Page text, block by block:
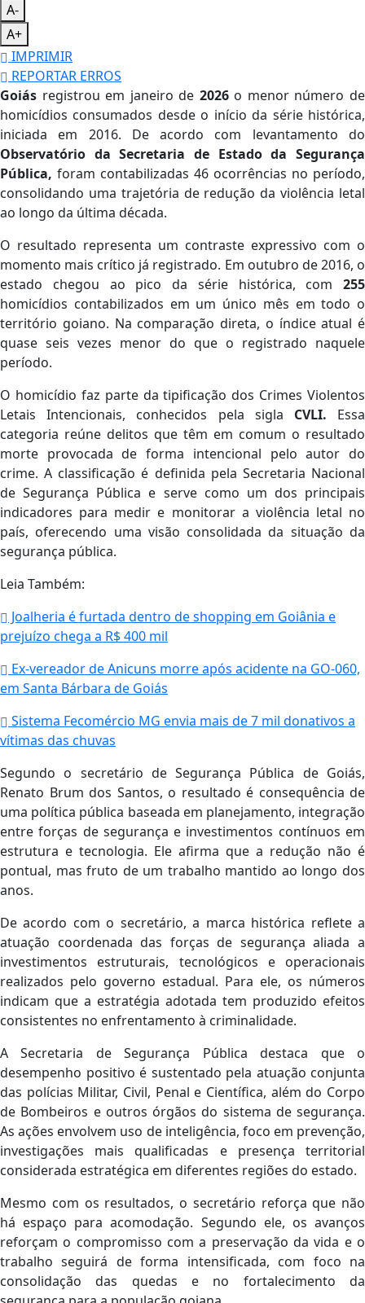
A-
A+
IMPRIMIR
REPORTAR ERROS
Goiás registrou em janeiro de 2026 o menor número de
homicídios consumados desde o início da série histórica,
iniciada em 2016. De acordo com levantamento do
Observatório da Secretaria de Estado da Segurança
Pública, foram contabilizadas 46 ocorrências no período,
consolidando uma trajetória de redução da violência letal
ao longo da última década.
O resultado representa um contraste expressivo com o
momento mais crítico já registrado. Em outubro de 2016, o
estado chegou ao pico da série histórica, com 255
homicídios contabilizados em um único mês em todo o
território goiano. Na comparação direta, o índice atual é
quase seis vezes menor do que o registrado naquele
período.
O homicídio faz parte da tipificação dos Crimes Violentos
Letais Intencionais, conhecidos pela sigla CVLI. Essa
categoria reúne delitos que têm em comum o resultado
morte provocada de forma intencional pelo autor do
crime. A classificação é definida pela Secretaria Nacional
de Segurança Pública e serve como um dos principais
indicadores para medir e monitorar a violência letal no
país, oferecendo uma visão consolidada da situação da
segurança pública.
Leia Também:
Joalheria é furtada dentro de shopping em Goiânia e
prejuízo chega a R$ 400 mil
Ex-vereador de Anicuns morre após acidente na GO-060,
em Santa Bárbara de Goiás
Sistema Fecomércio MG envia mais de 7 mil donativos a
vítimas das chuvas
Segundo o secretário de Segurança Pública de Goiás,
Renato Brum dos Santos, o resultado é consequência de
uma política pública baseada em planejamento, integração
entre forças de segurança e investimentos contínuos em
estrutura e tecnologia. Ele afirma que a redução não é
pontual, mas fruto de um trabalho mantido ao longo dos
anos.
De acordo com o secretário, a marca histórica reflete a
atuação coordenada das forças de segurança aliada a
investimentos estruturais, tecnológicos e operacionais
realizados pelo governo estadual. Para ele, os números
indicam que a estratégia adotada tem produzido efeitos
consistentes no enfrentamento à criminalidade.
A Secretaria de Segurança Pública destaca que o
desempenho positivo é sustentado pela atuação conjunta
das polícias Militar, Civil, Penal e Científica, além do Corpo
de Bombeiros e outros órgãos do sistema de segurança.
As ações envolvem uso de inteligência, foco em prevenção,
investigações mais qualificadas e presença territorial
considerada estratégica em diferentes regiões do estado.
Mesmo com os resultados, o secretário reforça que não
há espaço para acomodação. Segundo ele, os avanços
reforçam o compromisso com a preservação da vida e o
trabalho seguirá de forma intensificada, com foco na
consolidação das quedas e no fortalecimento da